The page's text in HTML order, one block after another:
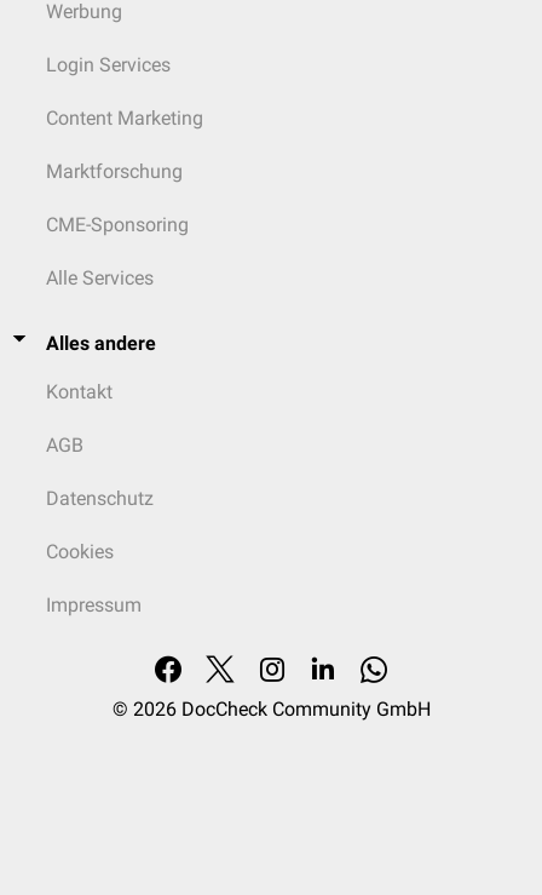
Werbung
Login Services
Content Marketing
Marktforschung
CME-Sponsoring
Alle Services
Alles andere
Kontakt
AGB
Datenschutz
Cookies
Impressum
© 2026 DocCheck Community GmbH